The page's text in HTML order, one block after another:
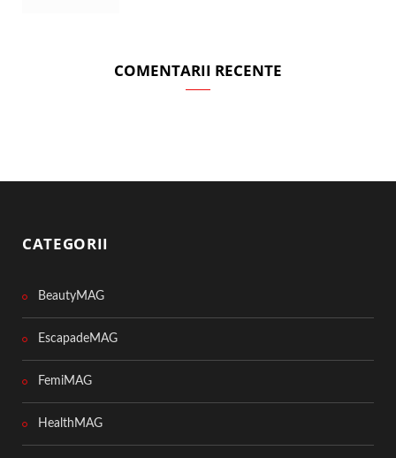
COMENTARII RECENTE
CATEGORII
BeautyMAG
EscapadeMAG
FemiMAG
HealthMAG